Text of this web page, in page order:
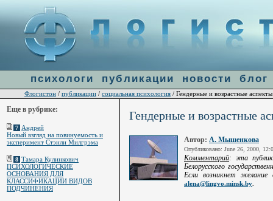
: file_get_contents(http://ulogin.ru/token.php?token=&host=flogiston.ru) [
Гендерные и возрастные
Автор: А. Мышенкова
Опубликовано: June 26, 2000,
Комментарий: эта
Белорусского
Если возникнет
alena@lingvo.minsk.by
психологи публикации новости блог
Флогистон / публикации / социальная психология / Гендерные и возрастные
Еще в рубрике:
7 Андрей
Новый взгляд на повинуемость и
эксперимент Стэнли Милгрэма
8 Тамара Кулинкович
ПСИХОЛОГИЧЕСКИЕ
ОСНОВАНИЯ ДЛЯ
КЛАССИФИКАЦИИ ВИДОВ
ПОДЧИНЕНИЯ